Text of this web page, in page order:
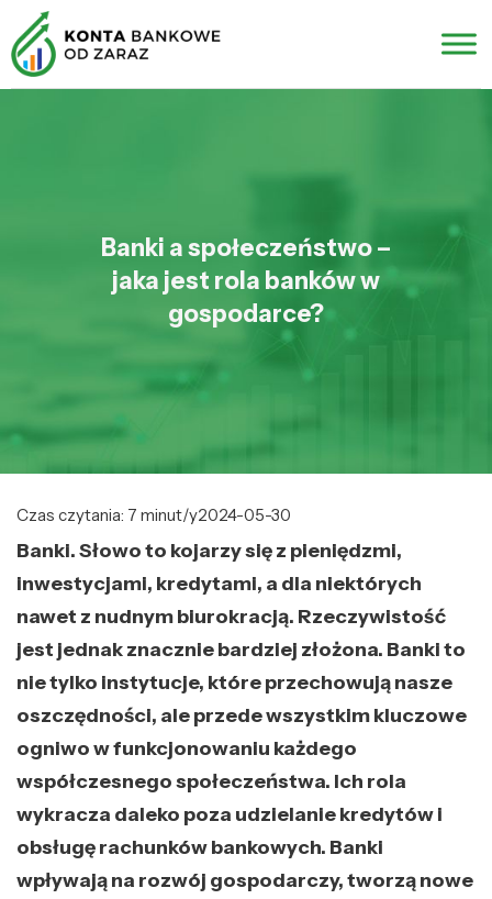
Banki a społeczeństwo –
jaka jest rola banków w
gospodarce?
Czas czytania: 7 minut/y2024-05-30
Banki. Słowo to kojarzy się z pieniędzmi,
inwestycjami, kredytami, a dla niektórych
nawet z nudnym biurokracją. Rzeczywistość
jest jednak znacznie bardziej złożona. Banki to
nie tylko instytucje, które przechowują nasze
oszczędności, ale przede wszystkim kluczowe
ogniwo w funkcjonowaniu każdego
współczesnego społeczeństwa. Ich rola
wykracza daleko poza udzielanie kredytów i
obsługę rachunków bankowych. Banki
wpływają na rozwój gospodarczy, tworzą nowe